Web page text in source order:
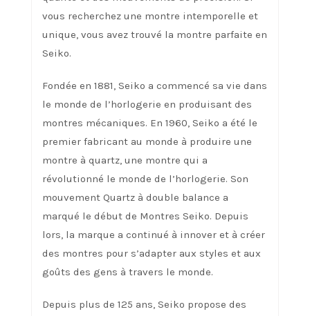
vous recherchez une montre intemporelle et
unique, vous avez trouvé la montre parfaite en
Seiko.
Fondée en 1881, Seiko a commencé sa vie dans
le monde de l’horlogerie en produisant des
montres mécaniques. En 1960, Seiko a été le
premier fabricant au monde à produire une
montre à quartz, une montre qui a
révolutionné le monde de l’horlogerie. Son
mouvement Quartz à double balance a
marqué le début de Montres Seiko. Depuis
lors, la marque a continué à innover et à créer
des montres pour s’adapter aux styles et aux
goûts des gens à travers le monde.
Depuis plus de 125 ans, Seiko propose des